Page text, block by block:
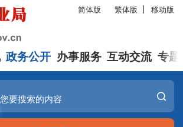
简体版 繁体版 移动版
政务公开 办事服务 互动交流 专题